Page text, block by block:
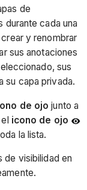
de
durante cada una
y renombrar
sus anotaciones
sus
su capa privada.
de ojo junto a
icono de ojo
la lista.
de visibilidad en